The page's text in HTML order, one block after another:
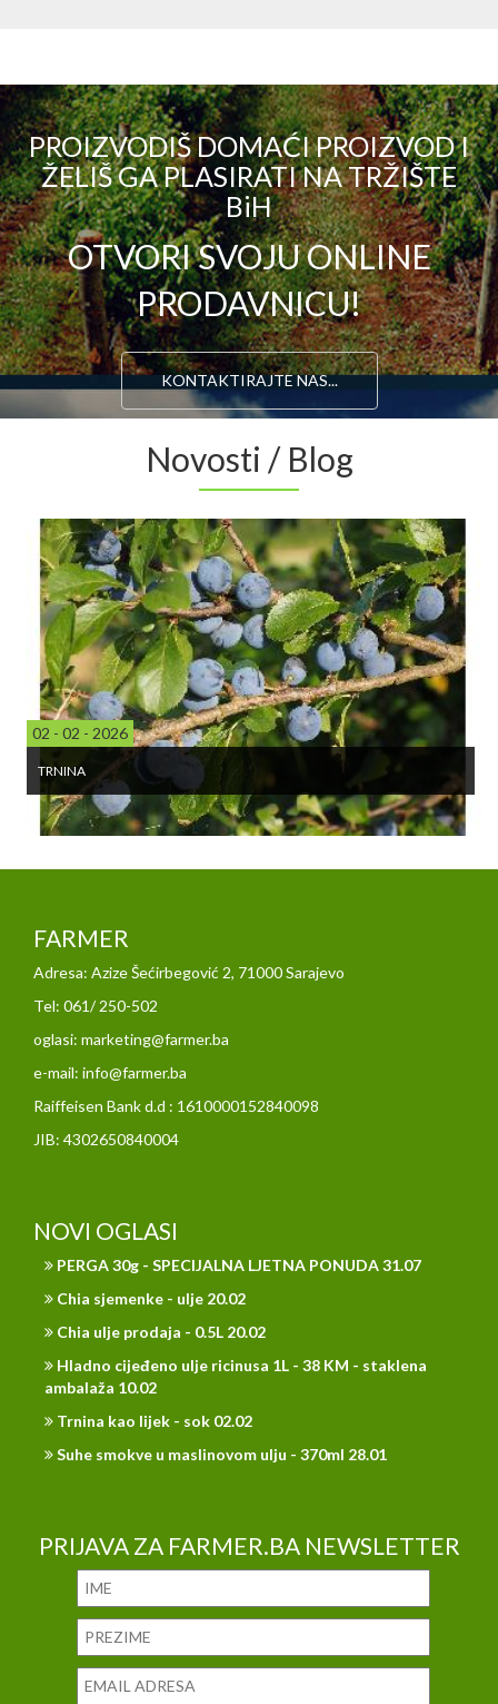
PROIZVODIŠ DOMAĆI PROIZVOD I
ŽELIŠ GA PLASIRATI NA TRŽIŠTE
BiH
OTVORI SVOJU ONLINE
PRODAVNICU!
KONTAKTIRAJTE NAS...
Novosti / Blog
02 - 02 - 2026
TRNINA
FARMER
Adresa: Azize Šećirbegović 2, 71000 Sarajevo
Tel: 061/ 250-502
oglasi: marketing@farmer.ba
e-mail: info@farmer.ba
Raiffeisen Bank d.d : 1610000152840098
JIB: 4302650840004
NOVI OGLASI
PERGA 30g - SPECIJALNA LJETNA PONUDA 31.07
Chia sjemenke - ulje 20.02
Chia ulje prodaja - 0.5L 20.02
Hladno cijeđeno ulje ricinusa 1L - 38 KM - staklena
ambalaža 10.02
Trnina kao lijek - sok 02.02
Suhe smokve u maslinovom ulju - 370ml 28.01
PRIJAVA ZA FARMER.BA NEWSLETTER